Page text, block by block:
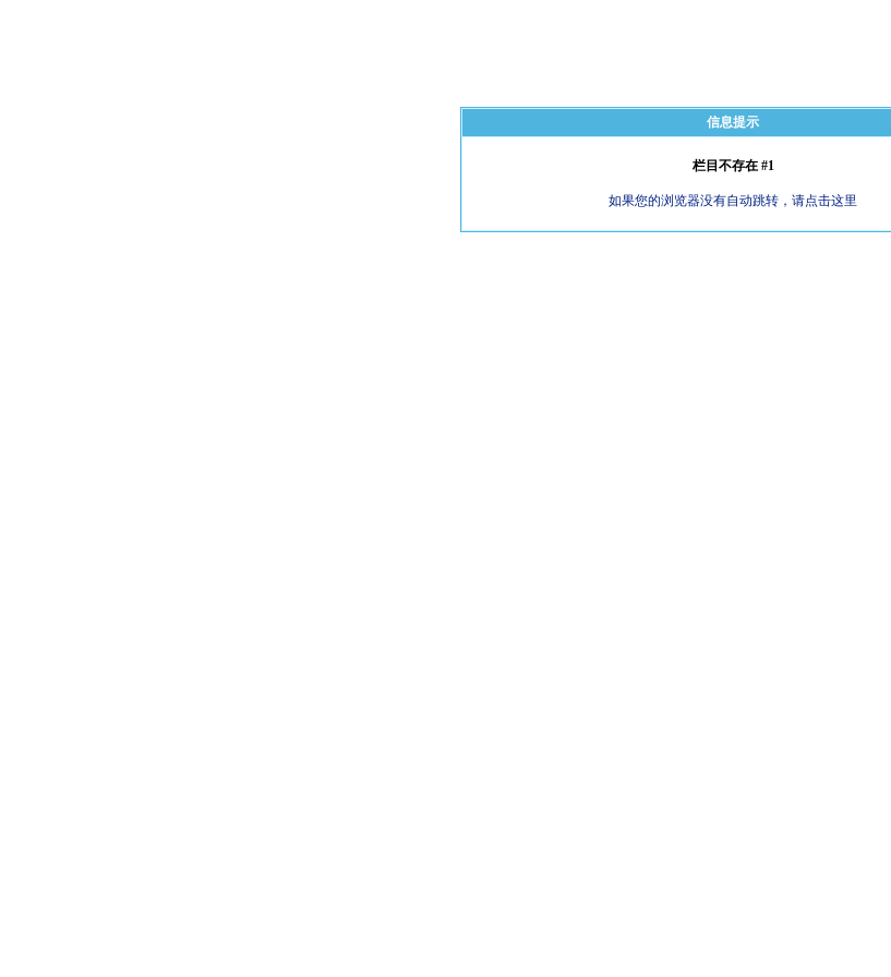
信息提示
栏目不存在 #1
如果您的浏览器没有自动跳转，请点击这里